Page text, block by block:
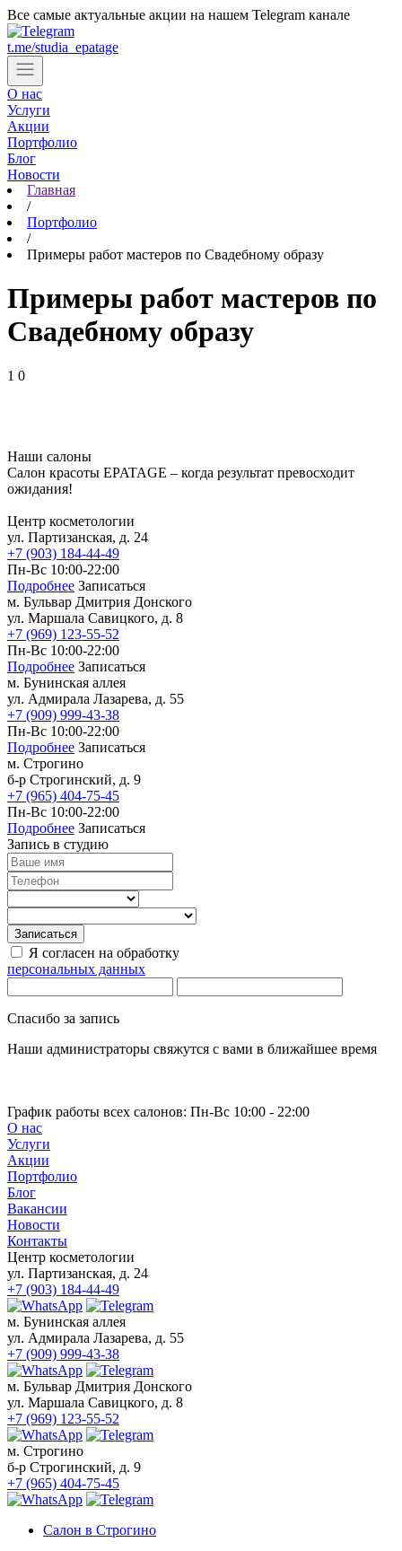
Все самые актуальные акции на нашем Telegram канале
t.me/studia_epatage
О нас
Услуги
Акции
Портфолио
Блог
Новости
Цены
Контакты
Cтудии в Москве
Центр косметологии
ул. Партизанская, д. 24
+7 (909) 999-43-38
м. Бульвар Дмитрия Донского
ул. Маршала Савицкого, д. 8
+7 (969) 123-55-52 Записаться
м. Строгино
б-р Строгинский, д. 9
+7 (965) 404-75-45
Записаться
Лазерная эпиляция
4800 р. все тело
Телеграм-бот
м. Молодёжная
аллея
Записаться
Парикмахерский зал
Восстановление волос
Свадебный образ
Женский зал
Стрижки
Стрижки на длинные волосы
Стрижки на средние волосы
Стрижки на короткие волосы
Стрижка горячими ножницами
Укладки и прически
Вечерние укладки
Укладка кудрявых волос
Химическая завивка
Главная
/
Портфолио
/
Примеры работ мастеров по Свадебному образу
Примеры работ мастеров по
Свадебному образу
1 0
Наши салоны
Салон красоты EPATAGE – когда результат превосходит
ожидания!
Центр косметологии
ул. Партизанская, д. 24
+7 (903) 184-44-49
Пн-Вс 10:00-22:00
Подробнее Записаться
м. Бульвар Дмитрия Донского
ул. Маршала Савицкого, д. 8
+7 (969) 123-55-52
Пн-Вс 10:00-22:00
Подробнее Записаться
м. Бунинская аллея
ул. Адмирала Лазарева, д. 55
+7 (909) 999-43-38
Пн-Вс 10:00-22:00
Подробнее Записаться
м. Строгино
б-р Строгинский, д. 9
+7 (965) 404-75-45
Пн-Вс 10:00-22:00
Подробнее Записаться
Запись в студию
Записаться
Я согласен на обработку
персональных данных
Спасибо за запись
Наши администраторы свяжутся с вами в ближайшее время
График работы всех салонов: Пн-Вс 10:00 - 22:00
О нас
Услуги
Акции
Портфолио
Блог
Вакансии
Новости
Контакты
Центр косметологии
ул. Партизанская, д. 24
+7 (903) 184-44-49
м. Бунинская аллея
ул. Адмирала Лазарева, д. 55
+7 (909) 999-43-38
м. Бульвар Дмитрия Донского
ул. Маршала Савицкого, д. 8
+7 (969) 123-55-52
м. Строгино
б-р Строгинский, д. 9
+7 (965) 404-75-45
Салон в Строгино